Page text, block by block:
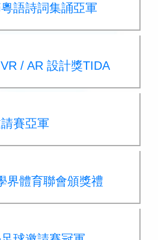
語詩詞集誦亞軍
/ AR 設計獎TIDA
賽亞軍
界體育聯會頒獎禮